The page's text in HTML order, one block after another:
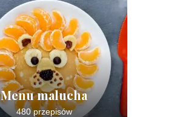
Menu malucha
480 przepisów